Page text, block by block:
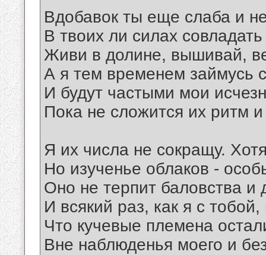
Вдобавок ты еще слаба и
В твоих ли силах
Живи в долине, вышивай,
А я тем временем займусь
И будут частыми мои
Пока не сложится их ритм
Я их числа не сокращу.
Но изученье облаков -
Оно не терпит баловства и
И всякий раз, как я с
Что кучевые племена
Вне наблюденья моего и